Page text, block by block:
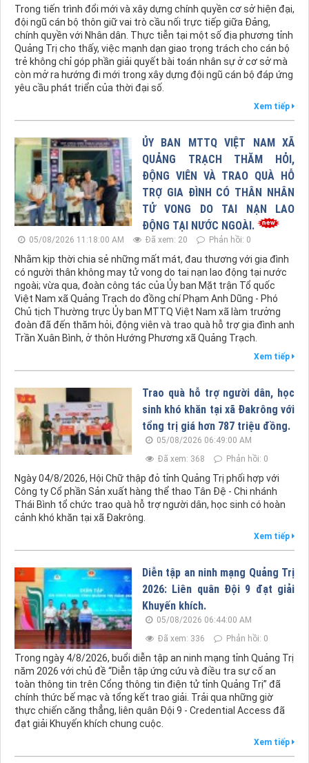
Trong tiến trình đổi mới và xây dựng chính quyền cơ sở hiện đại,
đội ngũ cán bộ thôn giữ vai trò cầu nối trực tiếp giữa Đảng,
chính quyền với Nhân dân. Thực tiễn tại một số địa phương tỉnh
Quảng Trị cho thấy, việc mạnh dạn giao trọng trách cho cán bộ
trẻ không chỉ góp phần giải quyết bài toán nhân sự ở cơ sở mà
còn mở ra hướng đi mới trong xây dựng đội ngũ cán bộ đáp ứng
yêu cầu phát triển của thời đại số.
Xem tiếp
ỦY BAN MTTQ VIỆT NAM XÃ
QUẢNG TRẠCH THĂM HỎI,
ĐỘNG VIÊN VÀ TRAO QUÀ HỖ
TRỢ GIA ĐÌNH CÓ THÂN NHÂN
TỬ VONG DO TAI NẠN LAO
ĐỘNG TẠI NƯỚC NGOÀI.
05/08/2026 11:18:00 AM Đã xem: 20 Phản hồi: 0
Nhằm kịp thời chia sẻ những mất mát, đau thương với gia đình
có người thân không may tử vong do tai nạn lao động tại nước
ngoài; vừa qua, đoàn công tác của Ủy ban Mặt trận Tổ quốc
Việt Nam xã Quảng Trạch do đồng chí Phạm Anh Dũng - Phó
Chủ tịch Thường trực Ủy ban MTTQ Việt Nam xã làm trưởng
đoàn đã đến thăm hỏi, động viên và trao quà hỗ trợ gia đình anh
Trần Xuân Bình, ở thôn Hướng Phương xã Quảng Trạch.
Xem tiếp
Trao quà hỗ trợ người dân, học
sinh khó khăn tại xã Đakrông với
tổng trị giá hơn 787 triệu đồng.
05/08/2026 06:49:00 AM
Đã xem: 368
Phản hồi: 0
Ngày 04/8/2026, Hội Chữ thập đỏ tỉnh Quảng Trị phối hợp với
Công ty Cổ phần Sản xuất hàng thể thao Tân Đệ - Chi nhánh
Thái Bình tổ chức trao quà hỗ trợ người dân, học sinh có hoàn
cảnh khó khăn tại xã Đakrông.
Xem tiếp
Diễn tập an ninh mạng Quảng Trị
2026: Liên quân Đội 9 đạt giải
Khuyến khích.
05/08/2026 06:44:00 AM
Đã xem: 336
Phản hồi: 0
Trong ngày 4/8/2026, buổi diễn tập an ninh mạng tỉnh Quảng Trị
năm 2026 với chủ đề “Diễn tập ứng cứu và điều tra sự cố an
toàn thông tin trên Cổng thông tin điện tử tỉnh Quảng Trị” đã
chính thức bế mạc và tổng kết trao giải. Trải qua những giờ
thực chiến căng thẳng, liên quân Đội 9 - Credential Access đã
đạt giải Khuyến khích chung cuộc.
Xem tiếp